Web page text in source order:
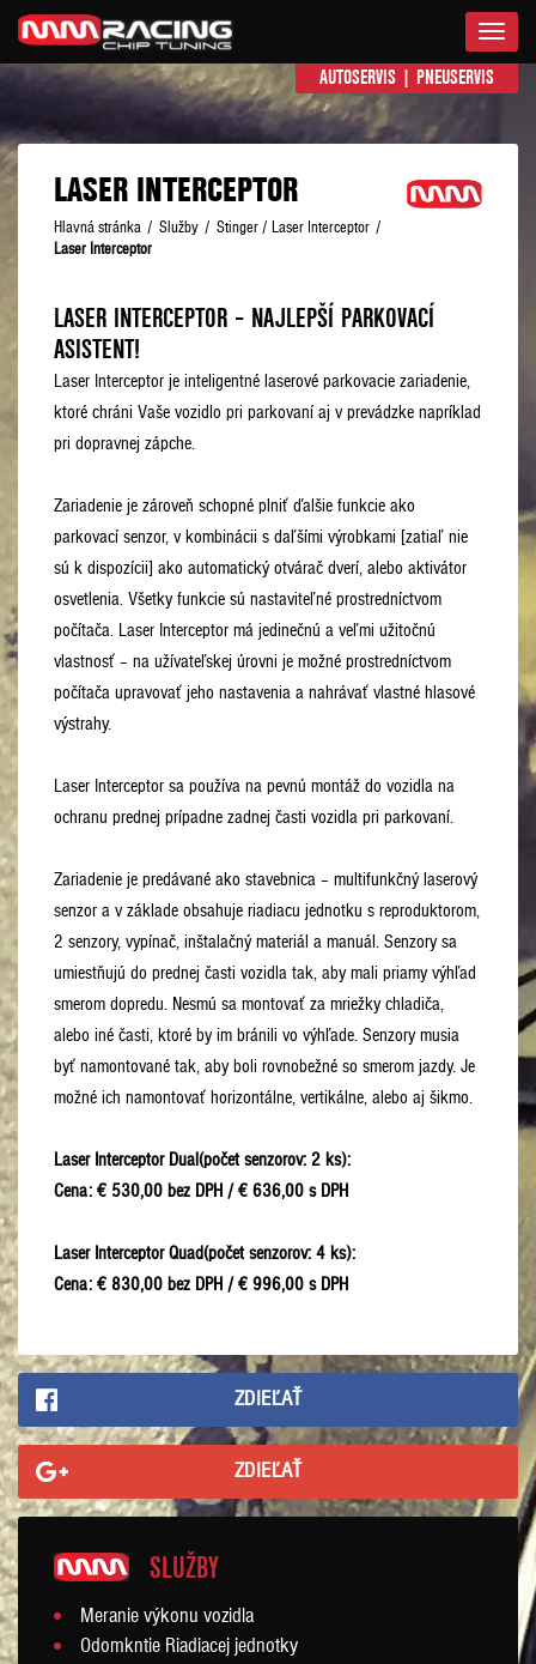
Menu
AUTOSERVIS | PNEUSERVIS
LASER INTERCEPTOR
Hlavná stránka / Služby / Stinger / Laser Interceptor /
Laser Interceptor
LASER INTERCEPTOR – NAJLEPŠÍ PARKOVACÍ
ASISTENT!
Laser Interceptor je inteligentné laserové parkovacie zariadenie,
ktoré chráni Vaše vozidlo pri parkovaní aj v prevádzke napríklad
pri dopravnej zápche.
Zariadenie je zároveň schopné plniť ďalšie funkcie ako
parkovací senzor, v kombinácii s daľšími výrobkami [zatiaľ nie
sú k dispozícii] ako automatický otvárač dverí, alebo aktivátor
osvetlenia. Všetky funkcie sú nastaviteľné prostredníctvom
počítača. Laser Interceptor má jedinečnú a veľmi užitočnú
vlastnosť – na užívateľskej úrovni je možné prostredníctvom
počítača upravovať jeho nastavenia a nahrávať vlastné hlasové
výstrahy.
Laser Interceptor sa používa na pevnú montáž do vozidla na
ochranu prednej prípadne zadnej časti vozidla pri parkovaní.
Zariadenie je predávané ako stavebnica – multifunkčný laserový
senzor a v základe obsahuje riadiacu jednotku s reproduktorom,
2 senzory, vypínač, inštalačný materiál a manuál. Senzory sa
umiestňujú do prednej časti vozidla tak, aby mali priamy výhľad
smerom dopredu. Nesmú sa montovať za mriežky chladiča,
alebo iné časti, ktoré by im bránili vo výhľade. Senzory musia
byť namontované tak, aby boli rovnobežné so smerom jazdy. Je
možné ich namontovať horizontálne, vertikálne, alebo aj šikmo.
Laser Interceptor Dual(počet senzorov: 2 ks):
Cena: € 530,00 bez DPH / € 636,00 s DPH
Laser Interceptor Quad(počet senzorov: 4 ks):
Cena: € 830,00 bez DPH / € 996,00 s DPH
ZDIEĽAŤ
ZDIEĽAŤ
SLUŽBY
Meranie výkonu vozidla
Odomkntie Riadiacej jednotky